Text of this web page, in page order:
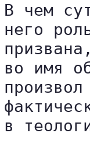
В чем
него
во имя
в